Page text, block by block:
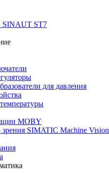
SINAUT ST7
для давления
MOBY
SIMATIC Machine Vision